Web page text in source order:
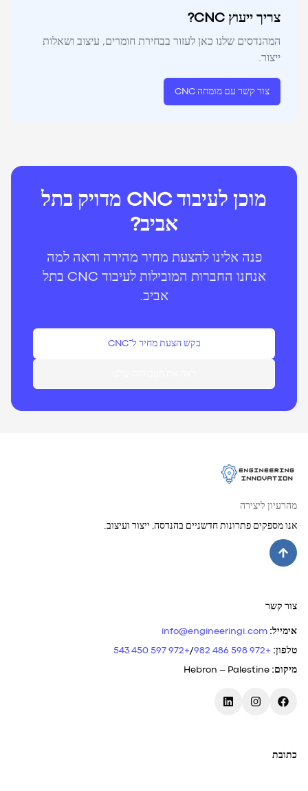
צריך ייעוץ CNC?
המהנדסים שלנו כאן לעזור בבחירת חומרים, עיצוב ושאלות
ייצור.
צור קשר עם מומחה CNC
מוכן לעיבוד CNC מדויק בתל
אביב?
פנה אלינו להצעת מחיר מהירה וראה למה
אנחנו החברות המובילות לעיבוד CNC בתל
אביב.
בקש הצעת מחיר ל־CNC
מהרעיון ליצירה
אנו מספקים פתרונות חדשניים בהנדסה, ייצור ועיצוב.
צור קשר
אימייל:
info@engineeringi.com
טלפון:
+972 598 486 982
/
+972 597 450 543
מיקום:
כתובת